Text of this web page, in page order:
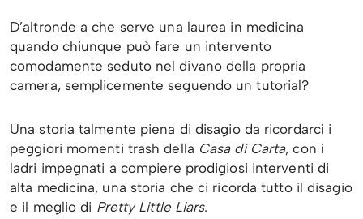
D’altronde a che serve una laurea in medicina
quando chiunque può fare un intervento
comodamente seduto nel divano della propria
camera, semplicemente seguendo un tutorial?
Una storia talmente piena di disagio da ricordarci i
peggiori momenti trash della Casa di Carta, con i
ladri impegnati a compiere prodigiosi interventi di
alta medicina, una storia che ci ricorda tutto il disagio
e il meglio di Pretty Little Liars.